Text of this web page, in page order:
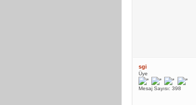
sgi
Üye
Mesaj Sayısı: 398